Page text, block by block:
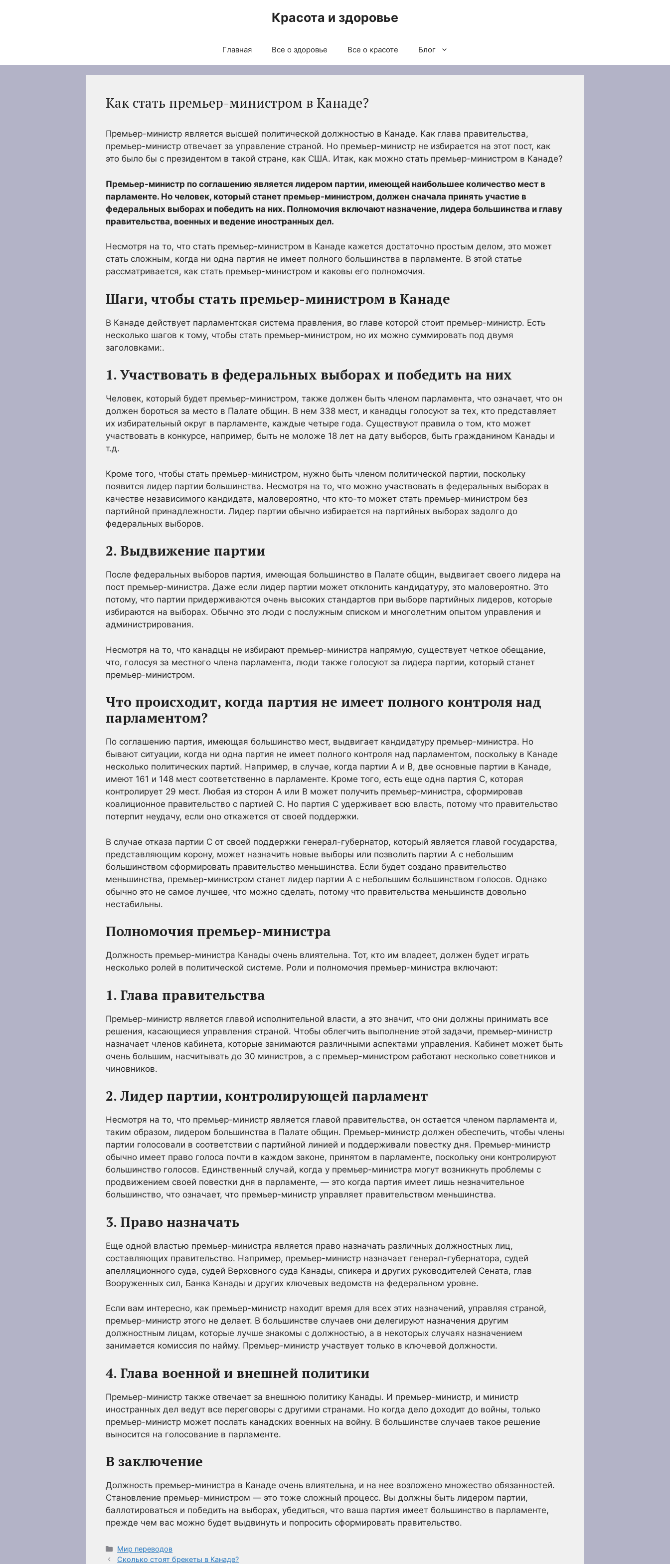
Красота и здоровье
Главная Все о здоровье Все о красоте Блог
Как стать премьер-министром в Канаде?
Премьер-министр является высшей политической должностью в Канаде. Как глава правительства,
премьер-министр отвечает за управление страной. Но премьер-министр не избирается на этот пост, как
это было бы с президентом в такой стране, как США. Итак, как можно стать премьер-министром в Канаде?
Премьер-министр по соглашению является лидером партии, имеющей наибольшее количество мест в
парламенте. Но человек, который станет премьер-министром, должен сначала принять участие в
федеральных выборах и победить на них. Полномочия включают назначение, лидера большинства и главу
правительства, военных и ведение иностранных дел.
Несмотря на то, что стать премьер-министром в Канаде кажется достаточно простым делом, это может
стать сложным, когда ни одна партия не имеет полного большинства в парламенте. В этой статье
рассматривается, как стать премьер-министром и каковы его полномочия.
Шаги, чтобы стать премьер-министром в Канаде
В Канаде действует парламентская система правления, во главе которой стоит премьер-министр. Есть
несколько шагов к тому, чтобы стать премьер-министром, но их можно суммировать под двумя
заголовками:.
1. Участвовать в федеральных выборах и победить на них
Человек, который будет премьер-министром, также должен быть членом парламента, что означает, что он
должен бороться за место в Палате общин. В нем 338 мест, и канадцы голосуют за тех, кто представляет
их избирательный округ в парламенте, каждые четыре года. Существуют правила о том, кто может
участвовать в конкурсе, например, быть не моложе 18 лет на дату выборов, быть гражданином Канады и
т.д.
Кроме того, чтобы стать премьер-министром, нужно быть членом политической партии, поскольку
появится лидер партии большинства. Несмотря на то, что можно участвовать в федеральных выборах в
качестве независимого кандидата, маловероятно, что кто-то может стать премьер-министром без
партийной принадлежности. Лидер партии обычно избирается на партийных выборах задолго до
федеральных выборов.
2. Выдвижение партии
После федеральных выборов партия, имеющая большинство в Палате общин, выдвигает своего лидера на
пост премьер-министра. Даже если лидер партии может отклонить кандидатуру, это маловероятно. Это
потому, что партии придерживаются очень высоких стандартов при выборе партийных лидеров, которые
избираются на выборах. Обычно это люди с послужным списком и многолетним опытом управления и
администрирования.
Несмотря на то, что канадцы не избирают премьер-министра напрямую, существует четкое обещание,
что, голосуя за местного члена парламента, люди также голосуют за лидера партии, который станет
премьер-министром.
Что происходит, когда партия не имеет полного контроля над
парламентом?
По соглашению партия, имеющая большинство мест, выдвигает кандидатуру премьер-министра. Но
бывают ситуации, когда ни одна партия не имеет полного контроля над парламентом, поскольку в Канаде
несколько политических партий. Например, в случае, когда партии A и B, две основные партии в Канаде,
имеют 161 и 148 мест соответственно в парламенте. Кроме того, есть еще одна партия С, которая
контролирует 29 мест. Любая из сторон A или B может получить премьер-министра, сформировав
коалиционное правительство с партией C. Но партия С удерживает всю власть, потому что правительство
потерпит неудачу, если оно откажется от своей поддержки.
В случае отказа партии С от своей поддержки генерал-губернатор, который является главой государства,
представляющим корону, может назначить новые выборы или позволить партии А с небольшим
большинством сформировать правительство меньшинства. Если будет создано правительство
меньшинства, премьер-министром станет лидер партии А с небольшим большинством голосов. Однако
обычно это не самое лучшее, что можно сделать, потому что правительства меньшинств довольно
нестабильны.
Полномочия премьер-министра
Должность премьер-министра Канады очень влиятельна. Тот, кто им владеет, должен будет играть
несколько ролей в политической системе. Роли и полномочия премьер-министра включают:
1. Глава правительства
Премьер-министр является главой исполнительной власти, а это значит, что они должны принимать все
решения, касающиеся управления страной. Чтобы облегчить выполнение этой задачи, премьер-министр
назначает членов кабинета, которые занимаются различными аспектами управления. Кабинет может быть
очень большим, насчитывать до 30 министров, а с премьер-министром работают несколько советников и
чиновников.
2. Лидер партии, контролирующей парламент
Несмотря на то, что премьер-министр является главой правительства, он остается членом парламента и,
таким образом, лидером большинства в Палате общин. Премьер-министр должен обеспечить, чтобы члены
партии голосовали в соответствии с партийной линией и поддерживали повестку дня. Премьер-министр
обычно имеет право голоса почти в каждом законе, принятом в парламенте, поскольку они контролируют
большинство голосов. Единственный случай, когда у премьер-министра могут возникнуть проблемы с
продвижением своей повестки дня в парламенте, — это когда партия имеет лишь незначительное
большинство, что означает, что премьер-министр управляет правительством меньшинства.
3. Право назначать
Еще одной властью премьер-министра является право назначать различных должностных лиц,
составляющих правительство. Например, премьер-министр назначает генерал-губернатора, судей
апелляционного суда, судей Верховного суда Канады, спикера и других руководителей Сената, глав
Вооруженных сил, Банка Канады и других ключевых ведомств на федеральном уровне.
Если вам интересно, как премьер-министр находит время для всех этих назначений, управляя страной,
премьер-министр этого не делает. В большинстве случаев они делегируют назначения другим
должностным лицам, которые лучше знакомы с должностью, а в некоторых случаях назначением
занимается комиссия по найму. Премьер-министр участвует только в ключевой должности.
4. Глава военной и внешней политики
Премьер-министр также отвечает за внешнюю политику Канады. И премьер-министр, и министр
иностранных дел ведут все переговоры с другими странами. Но когда дело доходит до войны, только
премьер-министр может послать канадских военных на войну. В большинстве случаев такое решение
выносится на голосование в парламенте.
В заключение
Должность премьер-министра в Канаде очень влиятельна, и на нее возложено множество обязанностей.
Становление премьер-министром — это тоже сложный процесс. Вы должны быть лидером партии,
баллотироваться и победить на выборах, убедиться, что ваша партия имеет большинство в парламенте,
прежде чем вас можно будет выдвинуть и попросить сформировать правительство.
Рубрики
Мир переводов
Сколько стоят брекеты в Канаде?